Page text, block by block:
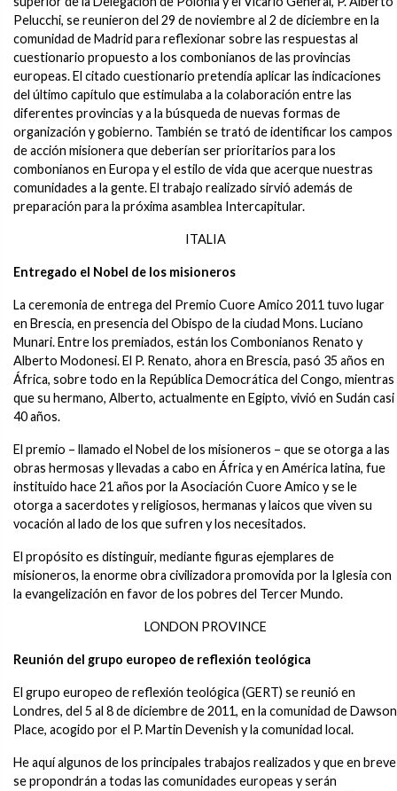
Pelucchi, se reunieron del 29 de noviembre al 2 de diciembre en la
comunidad de Madrid para reflexionar sobre las respuestas al
cuestionario propuesto a los combonianos de las provincias
europeas. El citado cuestionario pretendía aplicar las indicaciones
del último capítulo que estimulaba a la colaboración entre las
diferentes provincias y a la búsqueda de nuevas formas de
organización y gobierno. También se trató de identificar los campos
de acción misionera que deberían ser prioritarios para los
combonianos en Europa y el estilo de vida que acerque nuestras
comunidades a la gente. El trabajo realizado sirvió además de
preparación para la próxima asamblea Intercapitular.
ITALIA
Entregado el Nobel de los misioneros
La ceremonia de entrega del Premio Cuore Amico 2011 tuvo lugar
en Brescia, en presencia del Obispo de la ciudad Mons. Luciano
Munari. Entre los premiados, están los Combonianos Renato y
Alberto Modonesi. El P. Renato, ahora en Brescia, pasó 35 años en
África, sobre todo en la República Democrática del Congo, mientras
que su hermano, Alberto, actualmente en Egipto, vivió en Sudán casi
40 años.
El premio – llamado el Nobel de los misioneros – que se otorga a las
obras hermosas y llevadas a cabo en África y en América latina, fue
instituido hace 21 años por la Asociación Cuore Amico y se le
otorga a sacerdotes y religiosos, hermanas y laicos que viven su
vocación al lado de los que sufren y los necesitados.
El propósito es distinguir, mediante figuras ejemplares de
misioneros, la enorme obra civilizadora promovida por la Iglesia con
la evangelización en favor de los pobres del Tercer Mundo.
LONDON PROVINCE
Reunión del grupo europeo de reflexión teológica
El grupo europeo de reflexión teológica (GERT) se reunió en
Londres, del 5 al 8 de diciembre de 2011, en la comunidad de Dawson
Place, acogido por el P. Martin Devenish y la comunidad local.
He aquí algunos de los principales trabajos realizados y que en breve
se propondrán a todas las comunidades europeas y serán